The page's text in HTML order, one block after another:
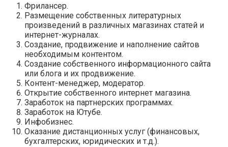
Фрилансер.
Размещение собственных литературных
произведений в различных магазинах статей и
интернет-журналах.
Создание, продвижение и наполнение сайтов
необходимым контентом.
Создание собственного информационного сайта
или блога и их продвижение.
Контент-менеджер, модератор.
Открытие собственного интернет магазина.
Заработок на партнерских программах.
Заработок на Ютубе.
Инфобизнес.
Оказание дистанционных услуг (финансовых,
бухгалтерских, юридических и т.д.).